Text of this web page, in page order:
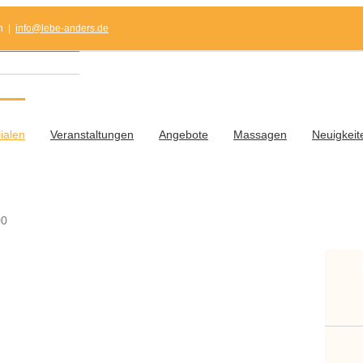
info@lebe-anders.de
Veranstaltungen Angebote Massagen